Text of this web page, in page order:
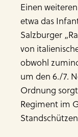
Einen
etwa das
Salzburger
von
obwohl
um den 6./7.
Ordnung
Regiment im